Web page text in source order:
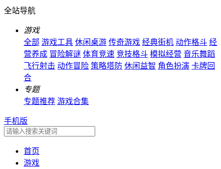
全站导航
游戏
全部 游戏工具 休闲桌游 传奇游戏 经典街机 动作格斗 经
营养成 冒险解谜 体育竞速 竞技格斗 模拟经营 音乐舞蹈
飞行射击 动作冒险 策略塔防 休闲益智 角色扮演 卡牌回
合
专题
专题推荐 游戏合集
手机版
首页
游戏